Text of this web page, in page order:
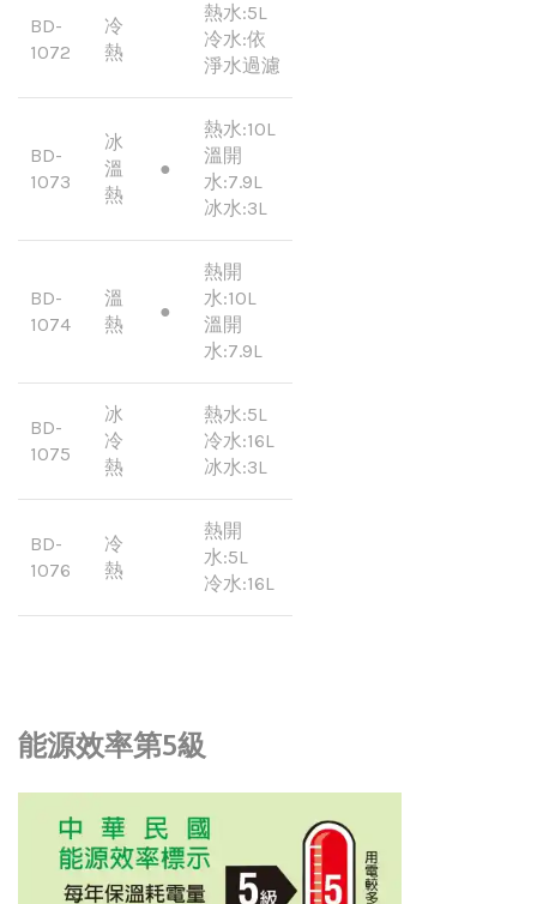
BD-
1072
冷
熱
熱水:5L
冷水:依
淨水過濾
BD-
1073
冰
溫
熱
●
熱水:10L
溫開
水:7.9L
冰水:3L
BD-
1074
溫
熱
●
熱開
水:10L
溫開
水:7.9L
BD-
1075
冰
冷
熱
熱水:5L
冷水:16L
冰水:3L
BD-
1076
冷
熱
熱開
水:5L
冷水:16L
能源效率第5級